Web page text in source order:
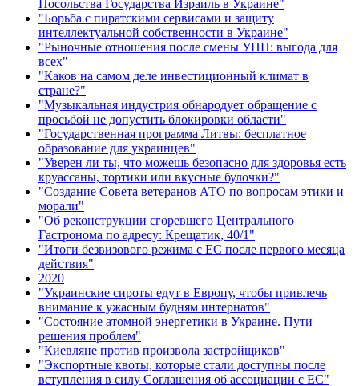
Посольства Государства Израиль в Украине"
"Борьба с пиратскими сервисами и защиту
интеллектуальной собственности в Украине"
"Рыночные отношения после смены УПП: выгода для
всех"
"Каков на самом деле инвестиционный климат в
стране?"
"Музыкальная индустрия обнародует обращение с
просьбой не допустить блокировки области"
"Государственная программа Литвы: бесплатное
образование для украинцев"
"Уверен ли ты, что можешь безопасно для здоровья есть
круассаны, тортики или вкусные булочки?"
"Создание Совета ветеранов АТО по вопросам этики и
морали"
"Об реконструкции сгоревшего Центрального
Гастронома по адресу: Крещатик, 40/1"
"Итоги безвизового режима с ЕС после первого месяца
действия"
2020
"Украинские сироты едут в Европу, чтобы привлечь
внимание к ужасным будням интернатов"
"Состояние атомной энергетики в Украине. Пути
решения проблем"
"Киевляне против произвола застройщиков"
"Экспортные квоты, которые стали доступны после
вступления в силу Соглашения об ассоциации с ЕС"